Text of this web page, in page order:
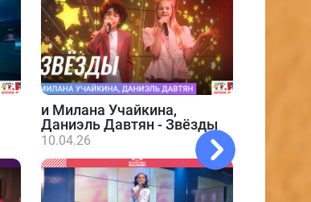
и Милана Учайкина,
Даниэль Давтян - Звёзды
10.04.26